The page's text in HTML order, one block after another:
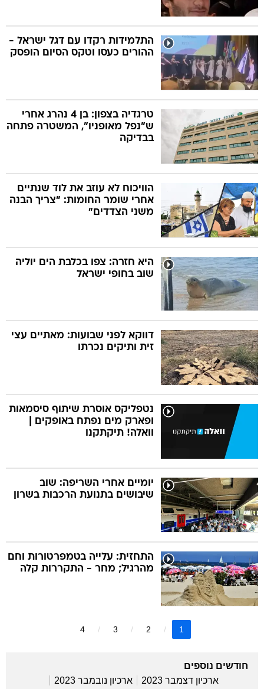
התלמידות רקדו עם דגל ישראל -
ההורים כעסו וטקס הסיום הופסק
טרגדיה בצפון: בן 4 נהרג אחרי
ש"נפל מאופניו", המשטרה פתחה
בבדיקה
הוויכוח לא עוזב את לוד שנתיים
אחרי שומר החומות: "צריך הבנה
משני הצדדים"
היא חזרה: צפו בכלבת הים יוליה
שוב בחופי ישראל
דווקא לפני שבועות: מאתיים עצי
זית ותיקים נכרתו
נטפליקס אוסרת שיתוף סיסמאות
ופארק מים נפתח באופקים |
וואלה! תיקתקנו
יומיים אחרי השריפה: שוב
שיבושים בתנועת הרכבות בשרון
התחזית: עלייה בטמפרטורות וחם
מהרגיל; מחר - התקררות קלה
1
2
3
4
חודשים נוספים
ארכיון דצמבר 2023
ארכיון נובמבר 2023